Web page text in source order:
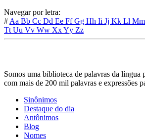
Navegar por letra:
# Aa Bb Cc Dd Ee FfGg Hh Ii Jj Kk Ll Mm
Tt Uu Vv Ww XxYy Zz
Somos uma biblioteca de palavras da língua
com mais de 200 mil palavras e expressões
Sinônimos
Destaque do dia
Antônimos
Blog
Nomes